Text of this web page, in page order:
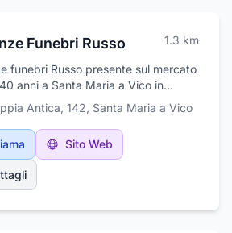
Funebri Russo 1.3 km
funebri Russo presente sul mercato
anni a Santa Maria a Vico in
di Caserta e' un punto di riferimento
storico nel settore delle onoranze
funfornisce un servizio di
tempestivo in caso di lutto. La
funebre con sede in provincia
offre supporto qualificato e
i familiari dell’estinto in
Antica, 142, Santa Maria a Vico
Sito Web